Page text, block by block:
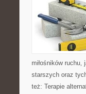
miłośników
starszych oraz
też: Terapie